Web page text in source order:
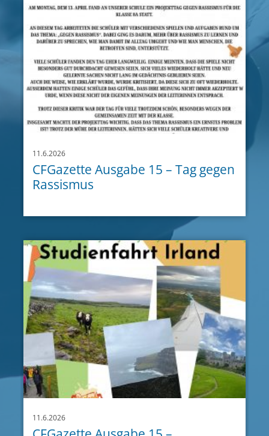
11.6.2026
CFGazette Ausgabe 15 – Tag gegen
Rassismus
11.6.2026